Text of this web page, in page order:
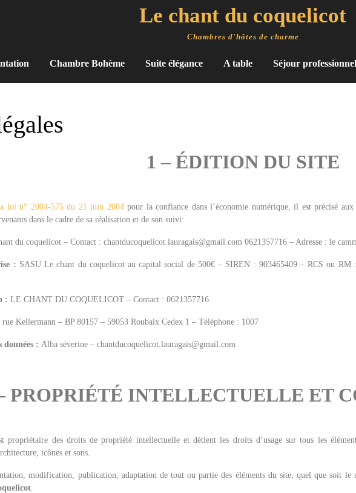
Le chant du coquelicot
Chambres d'hôtes de charme
Chambre Bohème Suite élégance A table Séjour professionnel
1 – ÉDITION DU SITE
loi n° 2004-575 du 21 juin 2004pour la confiance dans l’économie numérique, il est précisé
dans le cadre de sa réalisation et de son suivi:
du coquelicot – Contact : chantducoquelicot.lauragais@gmail.com 0621357716 – Adresse : le
: SASU Le chant du coquelicot au capital social de 500€ – SIREN : 903465409 – RCS ou RM
: LE CHANT DU COQUELICOT – Contact : 0621357716.
Kellermann – BP 80157 – 59053 Roubaix Cedex 1 – Téléphone : 1007
données : Alba séverine – chantducoquelicot.lauragais@gmail.com
PROPRIÉTÉ INTELLECTUELLE ET
propriétaire des droits de propriété intellectuelle et détient les droits d’usage sur tous les
icônes et sons.
modification, publication, adaptation de tout ou partie des éléments du site, quel que soit
.